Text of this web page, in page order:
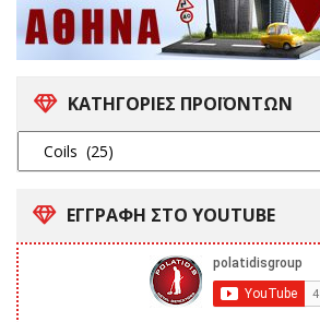
ΚΑΤΗΓΟΡΙΕΣ ΠΡΟΪΟΝΤΩΝ
ΕΓΓΡΑΦΗ ΣΤΟ YOUTUBE